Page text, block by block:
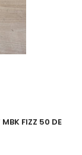
FIZZ 50 DE